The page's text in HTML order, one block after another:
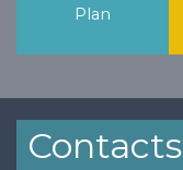
Plan
Contacts